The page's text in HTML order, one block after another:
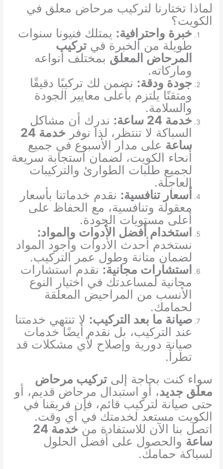
لماذا تختارنا لتركيب مرحاض معلق في
الكويت؟
خبرة واحترافية: يمتلك فنيونا سنوات
طويلة من الخبرة فيتركيب
المرحاض المعلق بمختلف أنواعه
وماركاته.
جودة ودقة: نضمن لك تركيبًا دقيقًا
ومتقنًا يلتزم بأعلى معايير الجودة
والسلامة.
خدمة 24 ساعة:
ندرك أن مشاكل
السباكة لا تنتظر، لذا نوفر
خدمة 24
ساعة على مدار الأسبوع في جميع
أنحاء الكويت، لضمان استجابة سريعة
لجميع طلبات الطوارئ والتركيبات
العاجلة.
أسعار تنافسية: نقدم خدماتنا بأسعار
معقولة وتنافسية، مع الحفاظ على
أعلى مستويات الجودة.
استخدام أفضل الأدوات والمواد:
نستخدم أحدث الأدوات وأجود المواد
لضمان متانة وطول عمر التركيب.
استشارات مجانية: نقدم استشارات
مجانية لمساعدتك في اختيار النوع
الأنسب من المراحيض المعلقة
لحمامك.
صيانة ما بعد التركيب: لا تنتهي خدمتنا
عند التركيب، بل نقدم أيضًا خدمات
صيانة دورية وإصلاح لأي مشكلات قد
تطرأ.
سواء كنت بحاجة إلىتركيب مرحاض
معلق جديد، أو استبدال مرحاض قديم، أو
حتى صيانة لتركيب قائم، فإن فريقنا في
الكويت مستعد لخدمتك في أي وقت.
اتصل بنا الآن للاستفادة من
خدمة 24
ساعة والحصول على أفضل الحلول
لسباكة حمامك.